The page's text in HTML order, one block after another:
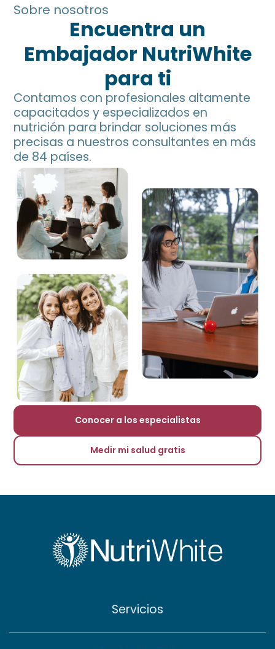
Sobre nosotros
Encuentra un
Embajador NutriWhite
para ti
Contamos con profesionales altamente
capacitados y especializados en
nutrición para brindar soluciones más
precisas a nuestros consultantes en más
de 84 países.
Conocer a los especialistas
Medir mi salud gratis
Servicios